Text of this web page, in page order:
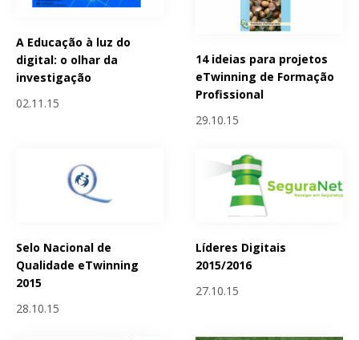
A Educação à luz do
digital: o olhar da
investigação
02.11.15
14 ideias para projetos
eTwinning de Formação
Profissional
29.10.15
Selo Nacional de
Qualidade eTwinning
2015
28.10.15
Líderes Digitais
2015/2016
27.10.15